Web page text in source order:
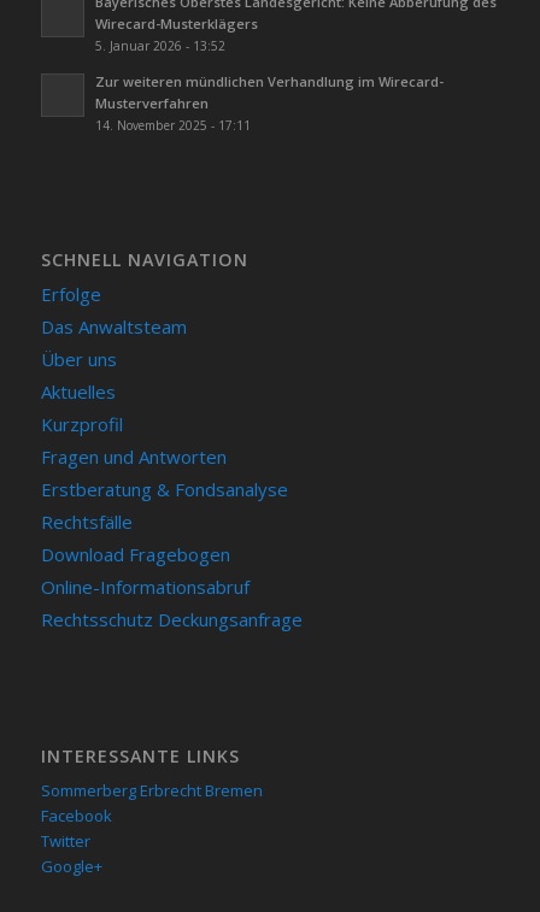
Wirecard-Musterklägers
5. Januar 2026 - 13:52
Zur weiteren mündlichen Verhandlung im Wirecard-
Musterverfahren
14. November 2025 - 17:11
SCHNELL NAVIGATION
Erfolge
Das Anwaltsteam
Über uns
Aktuelles
Kurzprofil
Fragen und Antworten
Erstberatung & Fondsanalyse
Rechtsfälle
Download Fragebogen
Online-Informationsabruf
Rechtsschutz Deckungsanfrage
INTERESSANTE LINKS
Sommerberg Erbrecht Bremen
Facebook
Twitter
Google+